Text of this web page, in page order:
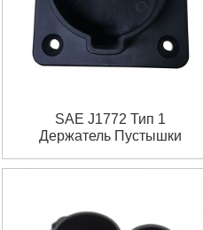
SAE J1772 Тип 1
Держатель Пустышки